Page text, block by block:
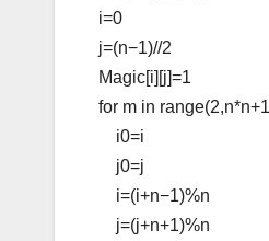
i=0
j=(n−1)//2
Magic[i][j]=1
for m in
i0=i
j0=j
i=(i+n−1)%n
j=(j+n+1)%n